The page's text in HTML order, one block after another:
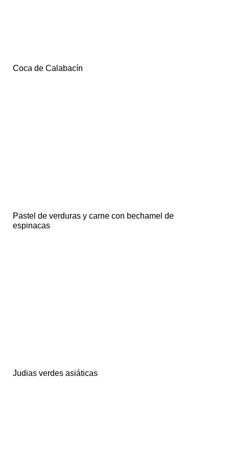
Coca de Calabacín
Pastel de verduras y carne con bechamel de
espinacas
Judias verdes asiáticas